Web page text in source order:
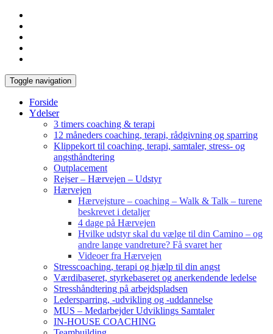
Toggle navigation
Forside
Ydelser
3 timers coaching & terapi
12 måneders coaching, terapi, rådgivning og sparring
Klippekort til coaching, terapi, samtaler, stress- og
angsthåndtering
Outplacement
Rejser – Hærvejen – Udstyr
Hærvejen
Hærvejsture – coaching – Walk & Talk – turene
beskrevet i detaljer
4 dage på Hærvejen
Hvilke udstyr skal du vælge til din Camino – og
andre lange vandreture? Få svaret her
Videoer fra Hærvejen
Stresscoaching, terapi og hjælp til din angst
Værdibaseret, styrkebaseret og anerkendende ledelse
Stresshåndtering på arbejdspladsen
Ledersparring, -udvikling og -uddannelse
MUS – Medarbejder Udviklings Samtaler
IN-HOUSE COACHING